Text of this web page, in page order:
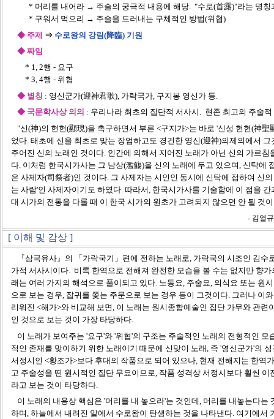
* 머리를 내어라 → 주술의 궁극적 내용에 해당. "수로(首露)"라는 명칭
* 구워서 먹으리 → 주술을 드러내는 구체적인 방법(위협)
◆ 주제 ⇒ 수로왕의 강림(降臨) 기원
◆ 짜임
* 1, 2행 - 요구
* 3, 4행 - 위협
◆ 별칭 : 영신군가(迎神君歌), 가락국가, 구지봉 영신가 등.
◆ 국문학사상 의의 : 우리나라 최초의 집단적 서사시. 현존 최고의 주술적
"신(神)의 현현(顯現)을 촉구하면서 부른 <구지가>는 바로 '신성 현현(神聖
었다. 태초에 신을 최초로 맞는 장엄하고도 경건한 영신(迎神)의제의에서
주어진 신의 노래인 것이다. 인간에 의해서 지어진 노래가 아닌 신의 가르침
다. 이처럼 한국시가사는 그 남상(濫觴)을 신의 노래에 두고 있으며, 신탁에
은 사제자(司祭者)인 것이다. 그 사제자는 시인인 동시에 신탁에 접하여 신
는 사람'인 사제자이기도 하였다. 따라서, 한국시가사를 기술함에 이 점을
대 시가의 전통을 다룰 때 이 한국 시가의 원초가 고려되지 않으면 안 될 것
- 김열
[ 이해 및 감상 ]
『삼국유사』의 「가락국기」편에 전하는 노래로, 가락국의 시조인 김
가적 서사시이다. 비록 한역으로 전해져 완전한 모습을 볼 수는 없지만 향
래는 여러 가지의 해석으로 풀이되고 있다. 노동요, 주술요, 의식요 또는 원
으로 보는 경우, 잡귀를 쫓는 주문으로 보는 경우 등이 그것이다. 그러나 이
리워진 <해가>와 비교해 보면, 이 노래는 원시종합예술인 집단 가무와 관련
인 것으로 보는 것이 가장 타당하다.
이 노래가 보여주는 '요구'와 '위협'의 구조는 주술적인 노래의 전형적인 모
적인 존재를 맞이하기 위한 노래이기 때문에 신맞이 노래, 즉 '영신군가'의
서정시인 <황조가>보다 후대의 작품으로 되어 있으나, 현재 전해지는 한역
고 주술성을 띤 원시적인 집단 무요이므로, 작품 성격상 서정시보다 훨씬
라고 보는 것이 타당하다.
이 노래의 내용상 핵심은 '머리를 내 놓으라'는 것인데, 머리를 내놓는다는
하며, 하늘에서 내려진 알에서 수로왕이 탄생하는 것을 나타낸다. 여기에서